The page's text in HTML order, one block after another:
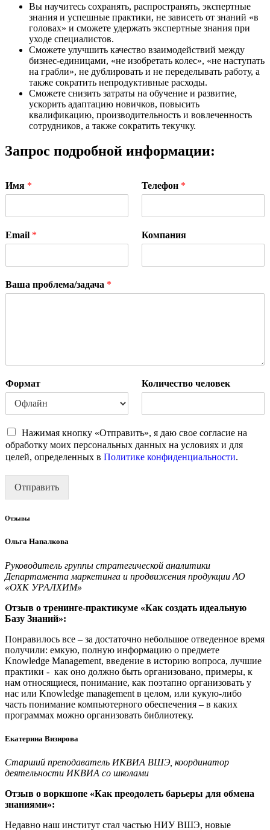
Вы научитесь сохранять, распространять, экспертные
знания и успешные практики, не зависеть от знаний «в
головах» и сможете удержать экспертные знания при
уходе специалистов.
Сможете улучшить качество взаимодействий между
бизнес-единицами, «не изобретать колес», «не наступать
на грабли», не дублировать и не переделывать работу, а
также сократить непродуктивные расходы.
Сможете снизить затраты на обучение и развитие,
ускорить адаптацию новичков, повысить
квалификацию, производительность и вовлеченность
сотрудников, а также сократить текучку.
Запрос подробной информации:
Имя * Телефон *
Email * Компания
Ваша проблема/задача *
Формат Количество человек
С
о
г
е
Нажимая кнопку «Отправить», я даю свое согласие на
обработку моих персональных данных на условиях и для
целей, определенных в Политике конфиденциальности.
Отправить
Отзывы
Ольга Напалкова
Руководитель группы стратегической аналитики
Департамента маркетинга и продвижения продукции АО
«ОХК УРАЛХИМ»
Отзыв о тренинге-практикуме «Как создать идеальную
Базу Знаний»:
Понравилось все – за достаточно небольшое отведенное время
получили: емкую, полную информацию о предмете
Knowledge Management, введение в историю вопроса, лучшие
практики - как оно должно быть организовано, примеры, к
нам относящиеся, понимание, как поэтапно организовать у
нас или Knowledge management в целом, или кукую-либо
часть понимание компьютерного обеспечения – в каких
программах можно организовать библиотеку.
Екатерина Визирова
Старший преподаватель ИКВИА ВШЭ, координатор
деятельности ИКВИА со школами
Отзыв о воркшопе «Как преодолеть барьеры для обмена
знаниями»:
Недавно наш институт стал частью НИУ ВШЭ, новые